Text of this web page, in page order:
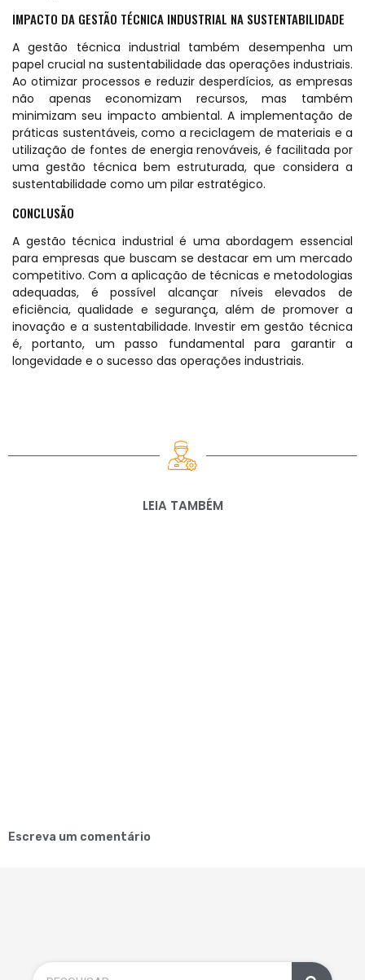
IMPACTO DA GESTÃO TÉCNICA INDUSTRIAL NA SUSTENTABILIDADE
A gestão técnica industrial também desempenha um
papel crucial na sustentabilidade das operações industriais.
Ao otimizar processos e reduzir desperdícios, as empresas
não apenas economizam recursos, mas também
minimizam seu impacto ambiental. A implementação de
práticas sustentáveis, como a reciclagem de materiais e a
utilização de fontes de energia renováveis, é facilitada por
uma gestão técnica bem estruturada, que considera a
sustentabilidade como um pilar estratégico.
CONCLUSÃO
A gestão técnica industrial é uma abordagem essencial
para empresas que buscam se destacar em um mercado
competitivo. Com a aplicação de técnicas e metodologias
adequadas, é possível alcançar níveis elevados de
eficiência, qualidade e segurança, além de promover a
inovação e a sustentabilidade. Investir em gestão técnica
é, portanto, um passo fundamental para garantir a
longevidade e o sucesso das operações industriais.
LEIA TAMBÉM
Escreva um comentário